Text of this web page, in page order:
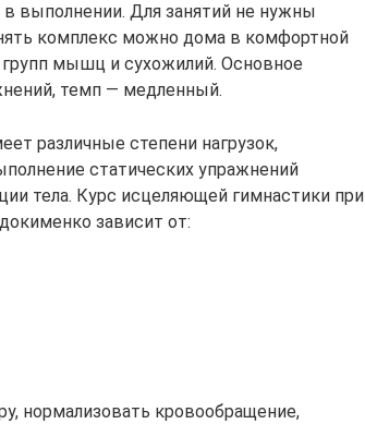
в выполнении. Для занятий не нужны
комплекс можно дома в комфортной
мышц и сухожилий. Основное
темп — медленный.
различные степени нагрузок,
статических упражнений
тела. Курс исцеляющей гимнастики при
зависит от:
нормализовать кровообращение,